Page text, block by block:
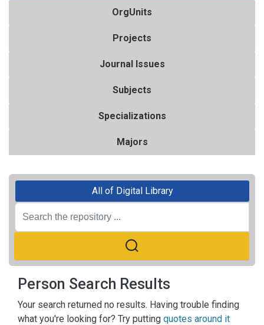
OrgUnits
Projects
Journal Issues
Subjects
Specializations
Majors
All of Digital Library
Person Search Results
Your search returned no results. Having trouble finding
what you're looking for? Try putting quotes around it